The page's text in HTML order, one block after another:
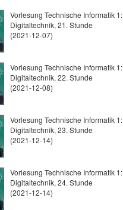
Vorlesung Technische Informatik 1:
Digitaltechnik, 21. Stunde
(2021-12-07)
Vorlesung Technische Informatik 1:
Digitaltechnik, 22. Stunde
(2021-12-08)
Vorlesung Technische Informatik 1:
Digitaltechnik, 23. Stunde
(2021-12-14)
Vorlesung Technische Informatik 1:
Digitaltechnik, 24. Stunde
(2021-12-14)